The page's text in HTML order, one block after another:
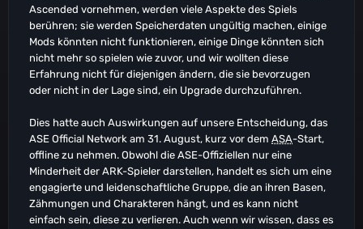
Ascended vornehmen, werden viele Aspekte des Spiels
berühren; sie werden Speicherdaten ungültig machen, einige
Mods könnten nicht funktionieren, einige Dinge könnten sich
nicht mehr so spielen wie zuvor, und wir wollten diese
Erfahrung nicht für diejenigen ändern, die sie bevorzugen
oder nicht in der Lage sind, ein Upgrade durchzuführen.
Dies hatte auch Auswirkungen auf unsere Entscheidung, das
ASE Official Network am 31. August, kurz vor dem ASA-Start,
offline zu nehmen. Obwohl die ASE-Offiziellen nur eine
Minderheit der ARK-Spieler darstellen, handelt es sich um eine
engagierte und leidenschaftliche Gruppe, die an ihren Basen,
Zähmungen und Charakteren hängt, und es kann nicht
einfach sein, diese zu verlieren. Auch wenn wir wissen, dass es